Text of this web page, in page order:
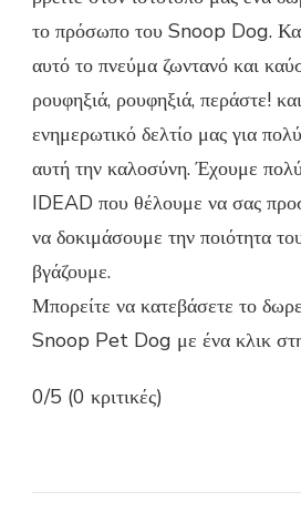
το πρόσωπο του Snoop Dog.
αυτό το πνεύμα ζωντανό και
ρουφηξιά, ρουφηξιά, περάστε!
ενημερωτικό δελτίο μας για
αυτή την καλοσύνη. Έχουμε
IDEAD που θέλουμε να σας
να δοκιμάσουμε την ποιότητα
βγάζουμε.
Μπορείτε να κατεβάσετε το
Snoop Pet Dog με ένα κλικ
0/5 (0 κριτικές)